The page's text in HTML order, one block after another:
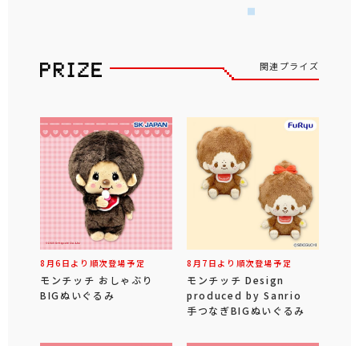
関連プライズ
8月6日より順次登場予定
モンチッチ おしゃぶり
BIGぬいぐるみ
8月7日より順次登場予定
モンチッチ Design
produced by Sanrio
手つなぎBIGぬいぐるみ